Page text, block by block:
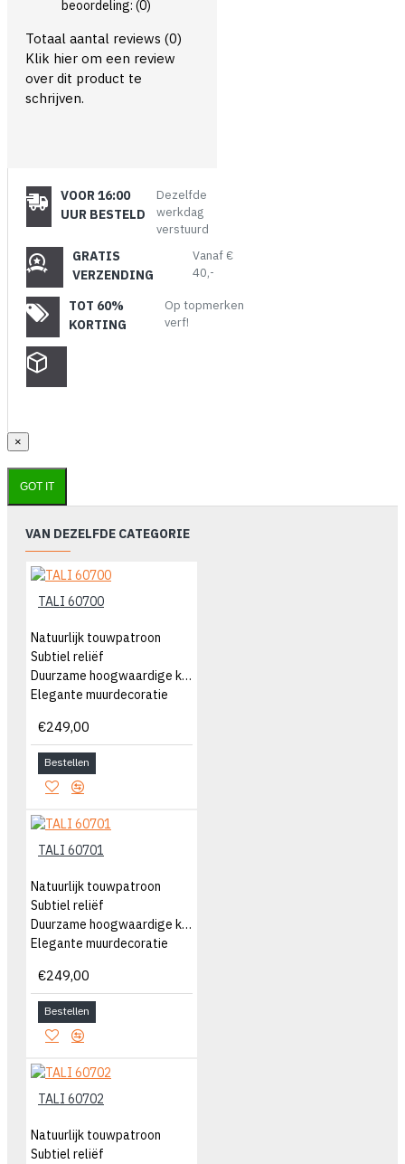
beoordeling: (0)
Totaal aantal reviews (0)
Klik hier om een review
over dit product te
schrijven.
VOOR 16:00
UUR BESTELD
Dezelfde
werkdag
verstuurd
GRATIS
VERZENDING
Vanaf €
40,-
TOT 60%
KORTING
Op topmerken
verf!
×
GOT IT
VAN DEZELFDE CATEGORIE
TALI 60700
Natuurlijk touwpatroon
Subtiel reliëf
Duurzame hoogwaardige kwaliteit
Elegante muurdecoratie
€249,00
Bestellen
TALI 60701
Natuurlijk touwpatroon
Subtiel reliëf
Duurzame hoogwaardige kwaliteit
Elegante muurdecoratie
€249,00
Bestellen
TALI 60702
Natuurlijk touwpatroon
Subtiel reliëf